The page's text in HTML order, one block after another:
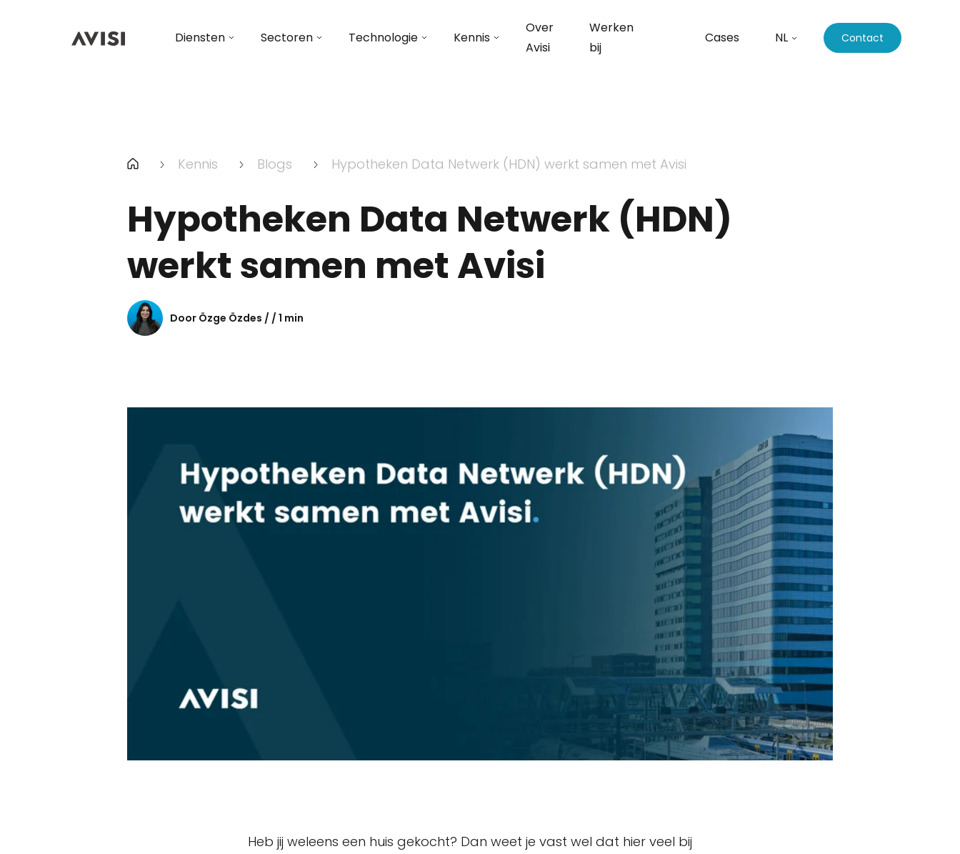
Diensten Sectoren Technologie Kennis
Over
Avisi
Werken
bij
Cases NL Contact
Kennis Blogs Hypotheken Data Netwerk (HDN) werkt samen met Avisi
Hypotheken Data Netwerk (HDN)
werkt samen met Avisi
Door Özge Özdes / / 1 min
Heb jij weleens een huis gekocht? Dan weet je vast wel dat hier veel bij